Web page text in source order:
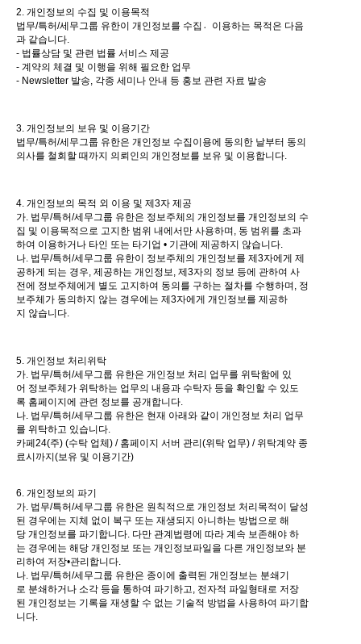
2. 개인정보의 수집 및 이용목적
법무/특허/세무그룹 유한이 개인정보를 수집이〮용하는 목적은 다음
과 같습니다.
- 법률상담 및 관련 법률 서비스 제공
- 계약의 체결 및 이행을 위해 필요한 업무
- Newsletter 발송, 각종 세미나 안내 등 홍보 관련 자료 발송
3. 개인정보의 보유 및 이용기간
법무/특허/세무그룹 유한은 개인정보 수집이용에 동의한 날부터 동의
의사를 철회할 때까지 의뢰인의 개인정보를 보유 및 이용합니다.
4. 개인정보의 목적 외 이용 및 제3자 제공
가. 법무/특허/세무그룹 유한은 정보주체의 개인정보를 개인정보의 수
집 및 이용목적으로 고지한 범위 내에서만 사용하며, 동 범위를 초과
하여 이용하거나 타인 또는 타기업 • 기관에 제공하지 않습니다.
나. 법무/특허/세무그룹 유한이 정보주체의 개인정보를 제3자에게 제
공하게 되는 경우, 제공하는 개인정보, 제3자의 정보 등에 관하여 사
전에 정보주체에게 별도 고지하여 동의를 구하는 절차를 수행하며, 정
보주체가 동의하지 않는 경우에는 제3자에게 개인정보를 제공하
지 않습니다.
5. 개인정보 처리위탁
가. 법무/특허/세무그룹 유한은 개인정보 처리 업무를 위탁함에 있
어 정보주체가 위탁하는 업무의 내용과 수탁자 등을 확인할 수 있도
록 홈페이지에 관련 정보를 공개합니다.
나. 법무/특허/세무그룹 유한은 현재 아래와 같이 개인정보 처리 업무
를 위탁하고 있습니다.
카페24(주) (수탁 업체) / 홈페이지 서버 관리(위탁 업무) / 위탁계약 종
료시까지(보유 및 이용기간)
6. 개인정보의 파기
가. 법무/특허/세무그룹 유한은 원칙적으로 개인정보 처리목적이 달성
된 경우에는 지체 없이 복구 또는 재생되지 아니하는 방법으로 해
당 개인정보를 파기합니다. 다만 관계법령에 따라 계속 보존해야 하
는 경우에는 해당 개인정보 또는 개인정보파일을 다른 개인정보와 분
리하여 저장•관리합니다.
나. 법무/특허/세무그룹 유한은 종이에 출력된 개인정보는 분쇄기
로 분쇄하거나 소각 등을 통하여 파기하고, 전자적 파일형태로 저장
된 개인정보는 기록을 재생할 수 없는 기술적 방법을 사용하여 파기합
니다.